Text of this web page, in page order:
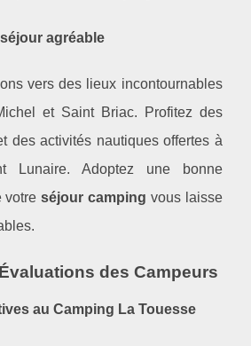
agréable
vers des lieux incontournables
et Saint Briac. Profitez des
des activités nautiques offertes à
Lunaire. Adoptez une bonne
votreséjour camping vous laisse
des Campeurs
au Camping La Touesse